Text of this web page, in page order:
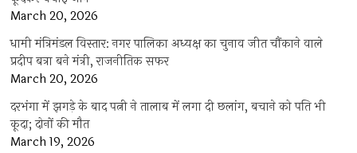
March 20, 2026
धामी मंत्रिमंडल विस्तार: नगर पालिका अध्यक्ष का चुनाव जीत चौंकाने वाले
प्रदीप बत्रा बने मंत्री, राजनीतिक सफर
March 20, 2026
दरभंगा में झगड़े के बाद पत्नी ने तालाब में लगा दी छलांग, बचाने को पति भी
कूदा; दोनों की मौत
March 19, 2026